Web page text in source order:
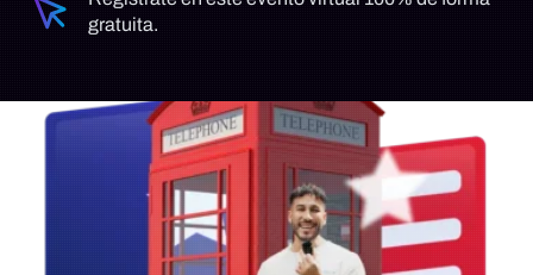
gratuita.